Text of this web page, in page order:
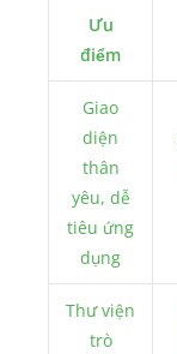
Ưu
điểm
Giao
diện
thân
yêu, dễ
tiêu ứng
dụng
Thư viện
trò